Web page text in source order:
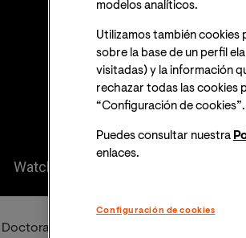
Doctorado en Inmunonutrición,
modelos analíticos.
Utilizamos también
sobre la base de un perfil
visitadas) y la información
rechazar todas las cookies
“Configuración de cookies”.
Puedes consultar nuestra
enlaces.
Configuración de cookies